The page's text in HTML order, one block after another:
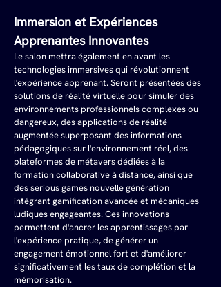
Immersion et Expériences
Apprenantes Innovantes
Le salon mettra également en avant les
technologies immersives qui révolutionnent
l'expérience apprenant. Seront présentées des
solutions de réalité virtuelle pour simuler des
environnements professionnels complexes ou
dangereux, des applications de réalité
augmentée superposant des informations
pédagogiques sur l'environnement réel, des
plateformes de métavers dédiées à la
formation collaborative à distance, ainsi que
des serious games nouvelle génération
intégrant gamification avancée et mécaniques
ludiques engageantes. Ces innovations
permettent d'ancrer les apprentissages par
l'expérience pratique, de générer un
engagement émotionnel fort et d'améliorer
significativement les taux de complétion et la
mémorisation.